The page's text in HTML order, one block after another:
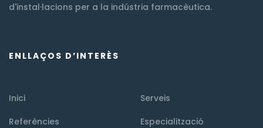
d'instal·lacions per a la indústria farmacèutica.
ENLLAÇOS D’INTERÈS
Inici
Serveis
Referències
Especialització